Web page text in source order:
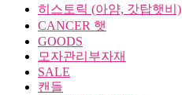
히스토릭 (아얌, 갓탑햇비)
CANCER 햇
GOODS
모자관리부자재
SALE
캔들